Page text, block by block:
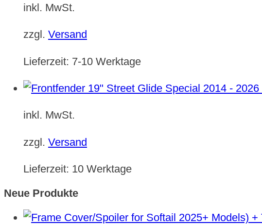
inkl. MwSt.
zzgl. Versand
Lieferzeit: 7-10 Werktage
inkl. MwSt.
zzgl. Versand
Lieferzeit: 10 Werktage
Neue Produkte